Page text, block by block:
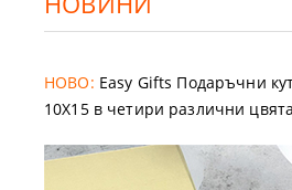
НОВО: Easy Gifts Подаръчни
10X15 в четири различни цвята